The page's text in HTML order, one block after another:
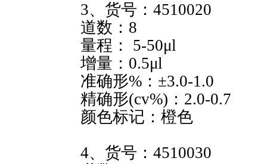
3、货号：4510020
道数：8
量程： 5-50μl
增量：0.5μl
准确形%：±3.0-1.0
精确形(cv%)：2.0-0.7
颜色标记：橙色
4、货号：4510030